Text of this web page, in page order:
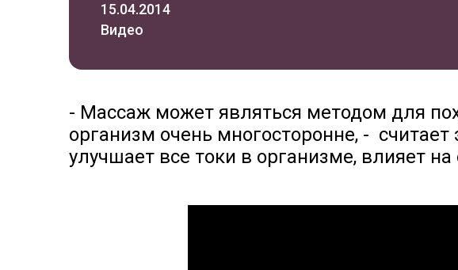
15.04.2014
Видео
- Массаж может являться методом для
организм очень многосторонне, -
улучшает все токи в организме, влияет